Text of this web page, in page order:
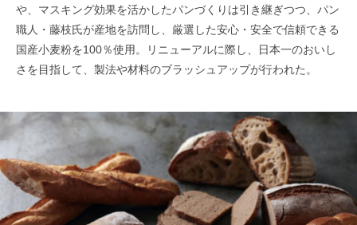
や、マスキング効果を活かしたパンづくりは引き継ぎつつ、パン
職人・藤枝氏が産地を訪問し、厳選した安心・安全で信頼できる
国産小麦粉を100％使用。リニューアルに際し、日本一のおいし
さを目指して、製法や材料のブラッシュアップが行われた。